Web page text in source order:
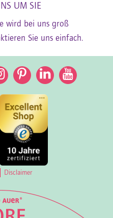
UM SIE
wird bei uns groß
Sie uns einfach.
Pinterest
LinkedIn
Disclaimer